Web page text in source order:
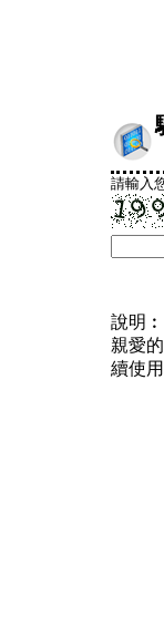
請輸入
說明︰
親愛
續使